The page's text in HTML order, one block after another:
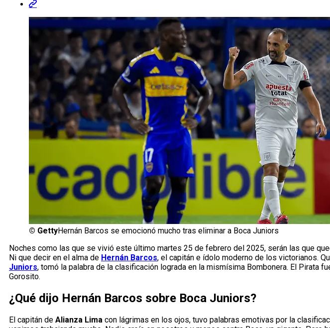
© GettyHernán Barcos se emocionó mucho tras eliminar a Boca Juniors
Noches como las que se vivió este último martes 25 de febrero del 2025, serán las que
Ni que decir en el alma de Hernán Barcos, el capitán e ídolo moderno de los victorianos.
Juniors, tomó la palabra de la clasificación lograda en la mismísima Bombonera. El Pirata
Gorosito.
¿Qué dijo Hernán Barcos sobre Boca Juniors?
El capitán de Alianza Lima con lágrimas en los ojos, tuvo palabras emotivas por la